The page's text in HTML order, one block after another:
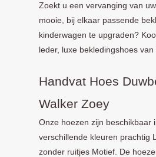
Zoekt u een vervanging van
mooie, bij elkaar passende
kinderwagen te upgraden?
leder, luxe bekledingshoes van
Handvat Hoes
Walker Zoey
Onze hoezen zijn beschikbaar
verschillende kleuren prachtig
zonder ruitjes Motief. De